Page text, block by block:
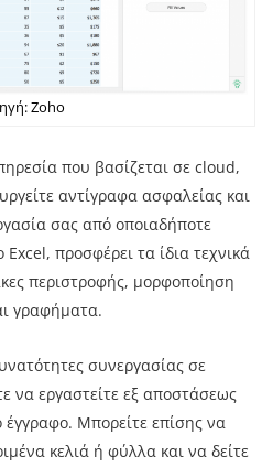
Zoho
που βασίζεται σε cloud,
αντίγραφα ασφαλείας και
σας από οποιαδήποτε
προσφέρει τα ίδια τεχνικά
περιστροφής, μορφοποίηση
γραφήματα.
συνεργασίας σε
να εργαστείτε εξ αποστάσεως
έγγραφο. Μπορείτε επίσης να
κελιά ή φύλλα και να δείτε